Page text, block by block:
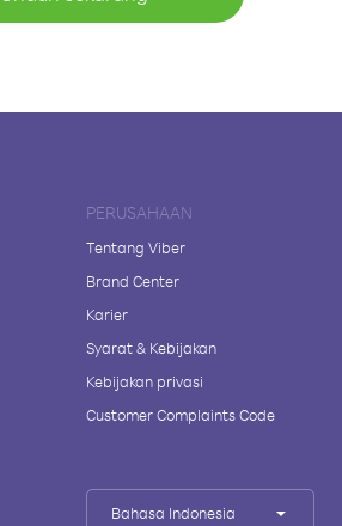
PERUSAHAAN
Tentang Viber
Brand Center
Karier
Syarat & Kebijakan
Kebijakan privasi
Customer Complaints Code
Bahasa Indonesia